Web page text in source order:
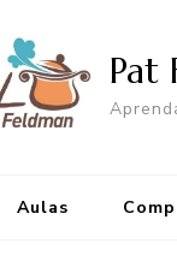
Pat
Aulas